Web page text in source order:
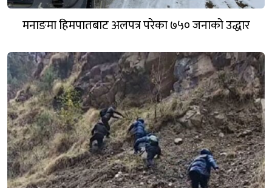
मनाङमा हिमपातबाट अलपत्र परेका ७५० जनाको उद्धार